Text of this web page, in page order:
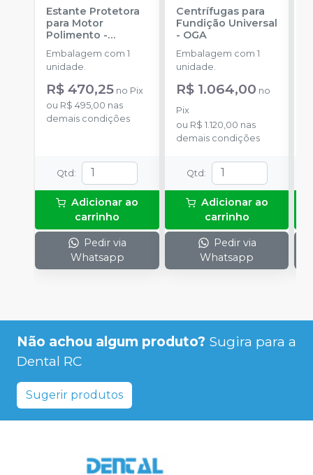
Estante Protetora
para Motor
Polimento -
ESSENCE DENTAL
Embalagem com 1
unidade.
R$ 470,25 no Pix
ou R$ 495,00 nas
demais condições
Qtd :
Adicionar ao
carrinho
Pedir via
Whatsapp
Centrífugas para
Fundição Universal
- OGA
Embalagem com 1
unidade.
R$ 1.064,00 no
Pix
ou R$ 1.120,00 nas
demais condições
Qtd :
Adicionar ao
carrinho
Pedir via
Whatsapp
Não achou algum produto? Sugira para a
Dental RC
Sugerir produtos